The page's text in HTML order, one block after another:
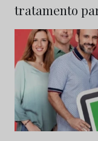
tratamento